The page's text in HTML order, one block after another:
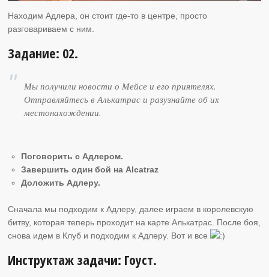
Находим Адлера, он стоит где-то в центре, просто
разговариваем с ним.
Задание: 02.
Мы получили новости о Мейсе и его приятелях.
Отправляйтесь в Алькатрас и разузнайте об их
местонахождении.
Поговорить с Адлером.
Завершить один бой на Alcatraz
Доложить Адлеру.
Сначала мы подходим к Адлеру, далее играем в королевскую
битву, которая теперь проходит на карте Алькатрас. После боя,
снова идем в Клуб и подходим к Адлеру. Вот и все
Инструктаж задачи: Гоуст.